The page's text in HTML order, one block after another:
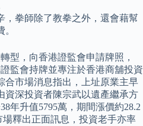
，拳師除了教拳之外，還會藉幫
型，向香港證監會申請牌照，
監會持牌並專注於香港商舖投資
合市場消息指出，上址原業主早
資深投資者陳宗武以遺產繼承方
年升值5795萬，期間漲價約28.2
釋出正面訊息，投資老手亦率